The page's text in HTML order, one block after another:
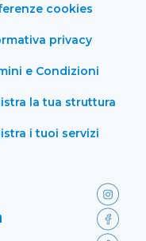
cookies
privacy
e Condizioni
la tua struttura
i tuoi servizi